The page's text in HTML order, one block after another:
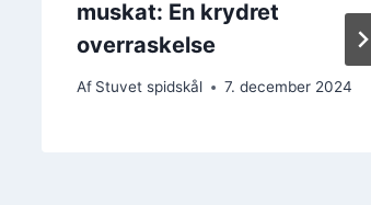
muskat: En krydret
overraskelse
Af Stuvet spidskål 7. december 2024